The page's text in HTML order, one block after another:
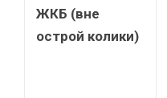
ЖКБ (вне
острой колики)